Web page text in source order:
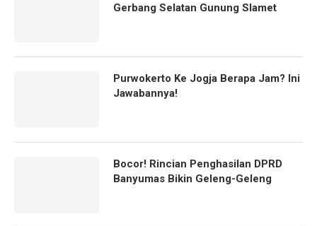
Gerbang Selatan Gunung Slamet
Purwokerto Ke Jogja Berapa Jam? Ini
Jawabannya!
Bocor! Rincian Penghasilan DPRD
Banyumas Bikin Geleng-Geleng